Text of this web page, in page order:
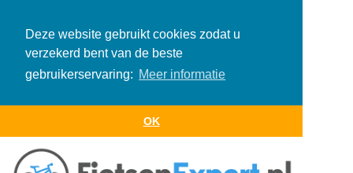
Deze website gebruikt cookies zodat u
verzekerd bent van de beste
gebruikerservaring: Meer informatie
OK